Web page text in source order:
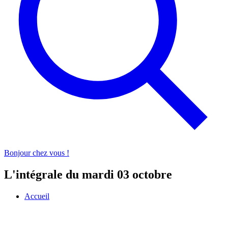
Bonjour chez vous !
L'intégrale du mardi 03 octobre
Accueil